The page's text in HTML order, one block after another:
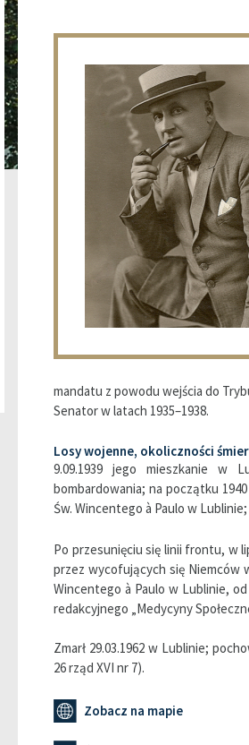
mandatu z powodu wejścia do
Senator w latach 1935–1938.
Losy wojenne, okoliczności
9.09.1939 jego mieszkanie w
bombardowania; na początku
Św. Wincentego à Paulo w
Po przesunięciu się linii frontu, w
przez wycofujących się Niemców
Wincentego à Paulo w Lublinie,
redakcyjnego „Medycyny
Zmarł 29.03.1962 w Lublinie;
26 rząd XVI nr 7).
Zobacz na mapie